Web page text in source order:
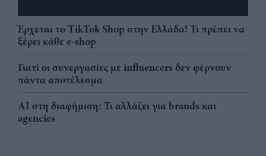
Έρχεται το TikTok Shop στην Ελλάδα! Τι πρέπει να
ξέρει κάθε e-shop
Γιατί οι συνεργασίες με influencers δεν φέρνουν
πάντα αποτέλεσμα
AI στη διαφήμιση: Τι αλλάζει για brands και
agencies